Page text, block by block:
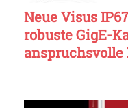
Neue Visus
robuste GigE-